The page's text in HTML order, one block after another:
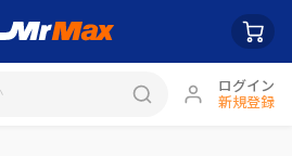
ログイン
新規登録